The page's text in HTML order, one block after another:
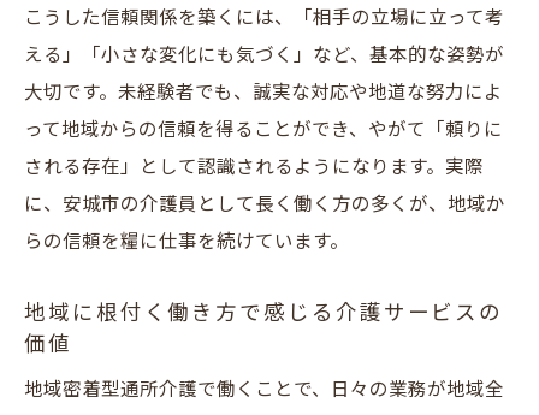
こうした信頼関係を築くには、「相手の立場に立って考
える」「小さな変化にも気づく」など、基本的な姿勢が
大切です。未経験者でも、誠実な対応や地道な努力によ
って地域からの信頼を得ることができ、やがて「頼りに
される存在」として認識されるようになります。実際
に、安城市の介護員として長く働く方の多くが、地域か
らの信頼を糧に仕事を続けています。
地域に根付く働き方で感じる介護サービスの
価値
地域密着型通所介護で働くことで、日々の業務が地域全